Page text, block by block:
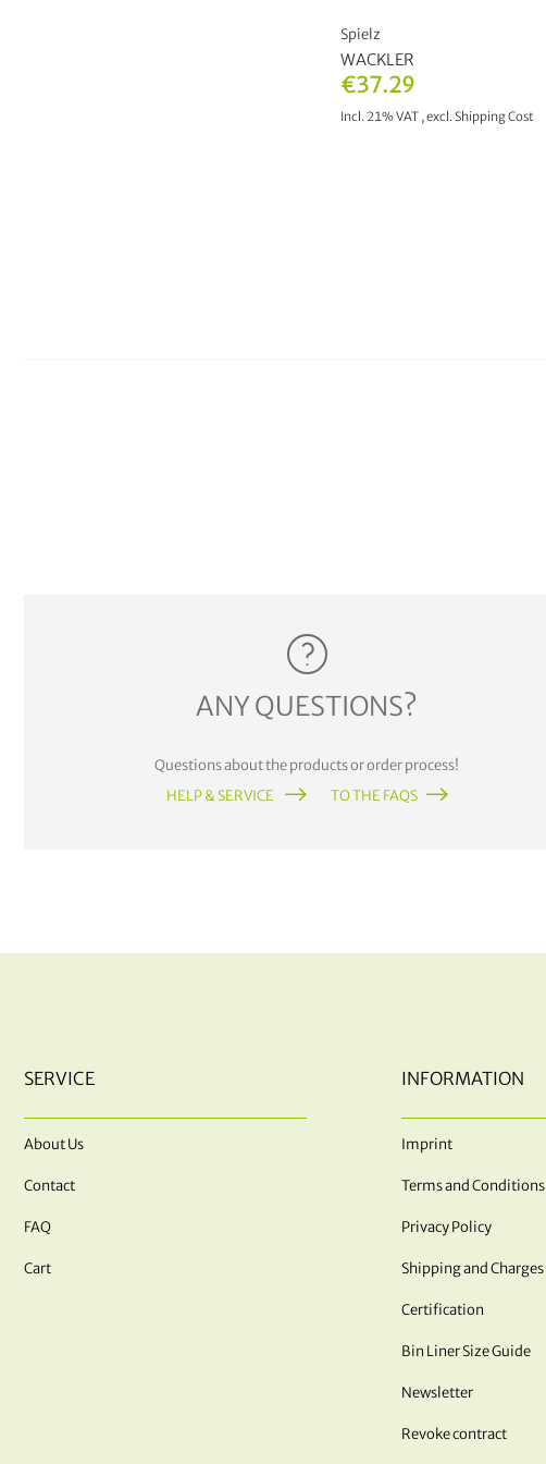
€37.29
Incl. 21% VAT ,excl.Shipping Cost
Spielz
WACKLER
ANY QUESTIONS?
Questions about the products or order process!
HELP & SERVICE
TO THE FAQS
SERVICE
About Us
Contact
FAQ
Cart
INFORMATION
Imprint
Terms and Conditions
Privacy Policy
Shipping and Charges
Certification
Bin Liner Size Guide
Newsletter
Revoke contract